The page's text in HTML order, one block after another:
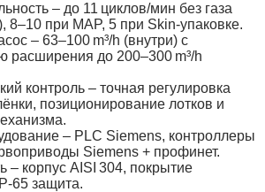
– до 11 циклов/мин без газа
8–10 при MAP, 5 при Skin‑упаковке.
– 63–100 m³/h (внутри) с
расширения до 200–300 m³/h
контроль – точная регулировка
позиционирование лотков и
– PLC Siemens, контроллеры
Siemens + профинет.
– корпус AISI 304, покрытие
защита.